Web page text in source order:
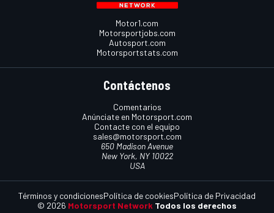
Motor1.com
Motorsportjobs.com
Autosport.com
Motorsportstats.com
Contáctenos
Comentarios
Anúnciate en Motorsport.com
Contacte con el equipo
sales@motorsport.com
650 Madison Avenue
New York, NY 10022
USA
© 2026 Motorsport Network Todos los derechos
Términos y condicionesPolítica de cookiesPolítica de Privacidad